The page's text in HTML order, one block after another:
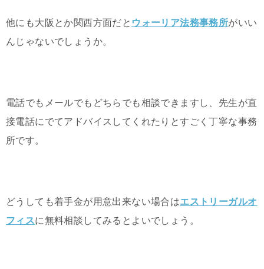
他にも大阪とか関西方面だと ウォーリア法務事務所がいい
んじゃないでしょうか。
電話でもメールでもどちらでも相談できますし、先生が直
接電話にでてアドバイスしてくれたりとすごく丁寧な事務
所です。
どうしても着手金が用意出来ない場合はエストリーガルオ
フィスに無料相談してみるとよいでしょう。